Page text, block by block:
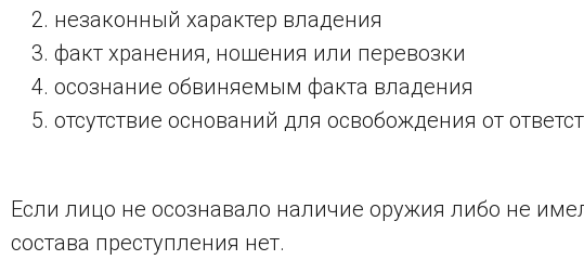
незаконный характер владения
факт хранения, ношения или перевозки
осознание обвиняемым факта владения
отсутствие оснований для освобождения от
Если лицо не осознавало наличие оружия либо не
состава преступления нет.